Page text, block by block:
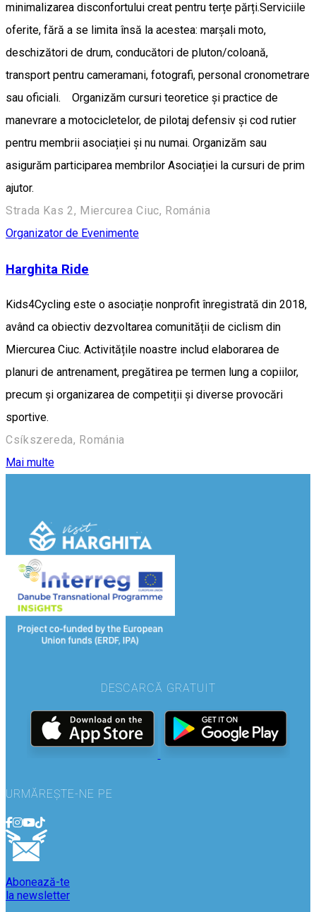
minimalizarea disconfortului creat pentru terțe părți.Serviciile
oferite, fără a se limita însă la acestea: marșali moto,
deschizători de drum, conducători de pluton/coloană,
transport pentru cameramani, fotografi, personal cronometrare
sau oficiali. Organizăm cursuri teoretice și practice de
manevrare a motocicletelor, de pilotaj defensiv și cod rutier
pentru membrii asociației și nu numai. Organizăm sau
asigurăm participarea membrilor Asociației la cursuri de prim
ajutor.
Strada Kas 2, Miercurea Ciuc, Románia
Organizator de Evenimente
Harghita Ride
Kids4Cycling este o asociație nonprofit înregistrată din 2018,
având ca obiectiv dezvoltarea comunității de ciclism din
Miercurea Ciuc. Activitățile noastre includ elaborarea de
planuri de antrenament, pregătirea pe termen lung a copiilor,
precum și organizarea de competiții și diverse provocări
sportive.
Csíkszereda, Románia
Mai multe
DESCARCĂ GRATUIT
URMĂREȘTE-NE PE
Abonează-te
la newsletter